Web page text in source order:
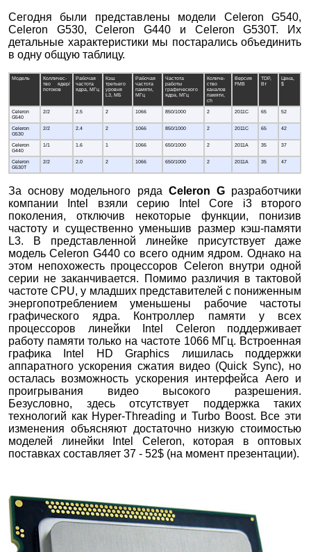
Сегодня были представлены модели Celeron G540,
Celeron G530, Celeron G440 и Celeron G530T. Их
детальные характеристики мы постарались объединить
в одну общую таблицу.
Модель
Колличес-
тво ядер/
потоков
Рабочая
частота
ядра, МГц
Кэш
третьего
уровня
L3, МБ
Рабочая
частота
памяти,
МГц
Частота
работы
графического
ядра, МГц
Количе-
ство
каналов
памяти,
ch
Версия
FMB
TDP,
Вт
Цена,
$
Celeron
G540
2/2 2.5 2 1066 850/1000 2 2011C 65 52
Celeron
G530
2/2 2.4 2 1066 850/1000 2 2011C 65 42
Celeron
G440
1/1 1.6 1 1066 650/1000 2 2011A 35 37
Celeron
G530T
2/2 2.0 2 1066 650/1000 2 2011A 35 47
За основу модельного ряда Celeron Gразработчики
компании Intel взяли серию Intel Core i3 второго
поколения, отключив некоторые функции, понизив
частоту и существенно уменьшив размер кэш-памяти
L3. В представленной линейке присутствует даже
модель Celeron G440 со всего одним ядром. Однако на
этом непохожесть процессоров Celeron внутри одной
серии не заканчивается. Помимо различия в тактовой
частоте CPU, у младших представителей с пониженным
энергопотреблением уменьшены рабочие частоты
графического ядра. Контроллер памяти у всех
процессоров линейки Intel Celeron поддерживает
работу памяти только на частоте 1066 МГц. Встроенная
графика Intel HD Graphics лишилась поддержки
аппаратного ускорения сжатия видео (Quick Sync), но
осталась возможность ускорения интерфейса Aero и
проигрывания видео высокого разрешения.
Безусловно, здесь отсутствует поддержка таких
технологий как Hyper-Threading и Turbo Boost. Все эти
изменения объясняют достаточно низкую стоимостью
моделей линейки Intel Celeron, которая в оптовых
поставках составляет 37 - 52$ (на момент презентации).